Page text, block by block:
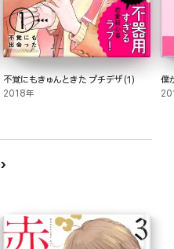
不覚にもきゅんときた プチデザ(1)
2018年
僕